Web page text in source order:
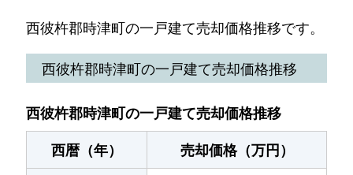
西彼杵郡時津町の一戸建て売却価格推移です。
西彼杵郡時津町の一戸建て売却価格推移
西彼杵郡時津町の一戸建て売却価格推移
西暦（年）
売却価格（万円）